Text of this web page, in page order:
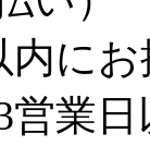
内に
営業